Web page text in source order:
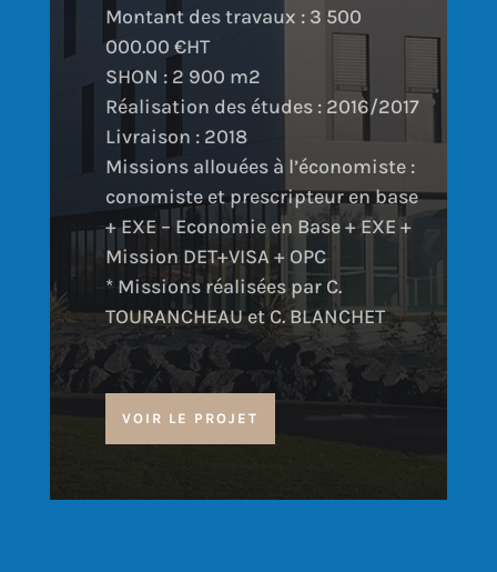
Montant des travaux : 3 500
000.00 €HT
SHON : 2 900 m2
Réalisation des études : 2016/2017
Livraison : 2018
Missions allouées à l’économiste :
conomiste et prescripteur en base
+ EXE – Economie en Base + EXE +
Mission DET+VISA + OPC
* Missions réalisées par C.
TOURANCHEAU et C. BLANCHET
VOIR LE PROJET